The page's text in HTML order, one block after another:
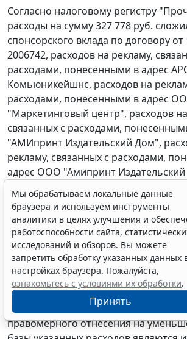
Согласно налоговому регистру
расходы на сумму 327 778 руб.
спонсорского вклада по договору от
2006742, расходов на рекламу,
расходами, понесенными в адрес
Комьюникейшнс, расходов на
расходами, понесенными в адрес
"Маркетинговый центр", расходов
связанных с расходами,
"АМИпринт Издательский Дом",
рекламу, связанных с расходами,
адрес ООО "Амипринт
расходов на рекламу, связанных с
понесенными в адрес Центр Форит.
Материалами дела установлено,
инспекции от 22.01.2008 N 46
документы, подтверждающие
расходов на затраты организации,
представило.
В силу
Кодекса
правомерного отнесения на
Мы обрабатываем локальные данные
браузера и используем инструменты
аналитики в целях улучшения и
работоспособности сайта,
исследований и обзоров. Вы можете
запретить обработку указанных данных
настройках браузера. Пожалуйста,
ознакомьтесь с условиями их обработки.
Принять